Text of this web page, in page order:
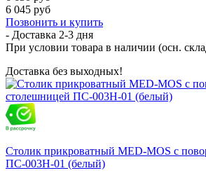
6 045 руб
Позвонить и купить
- Доставка 2-3 дня
При условии товара в наличии (осн.
Доставка без выходных!
Столик прикроватный MED-MOS с
ПС-003Н-01 (белый)